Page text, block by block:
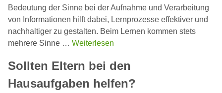
Bedeutung der Sinne bei der Aufnahme und Verarbeitung
von Informationen hilft dabei, Lernprozesse effektiver und
nachhaltiger zu gestalten. Beim Lernen kommen stets
mehrere Sinne … Weiterlesen
Sollten Eltern bei den
Hausaufgaben helfen?